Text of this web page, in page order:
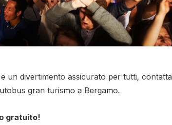
un divertimento assicurato per tutti, contatta
gran turismo a Bergamo.
gratuito!